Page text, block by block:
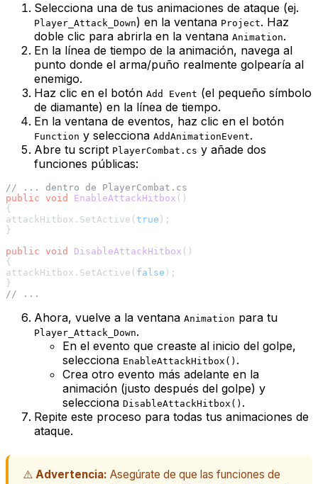
Selecciona una de tus animaciones de ataque (ej.
Player_Attack_Down) en la ventana Project. Haz
doble clic para abrirla en la ventana Animation.
En la línea de tiempo de la animación, navega al
punto donde el arma/puño realmente golpearía al
enemigo.
Haz clic en el botón Add Event (el pequeño símbolo
de diamante) en la línea de tiempo.
En la ventana de eventos, haz clic en el botón
Function y selecciona AddAnimationEvent.
Abre tu script PlayerCombat.cs y añade dos
funciones públicas:
// ... dentro de PlayerCombat.cs
public void EnableAttackHitbox ()
{
attackHitbox.SetActive( true );
}
public void DisableAttackHitbox ()
{
attackHitbox.SetActive( false );
// ...
Ahora, vuelve a la ventana Animation para tu
Player_Attack_Down.
En el evento que creaste al inicio del golpe,
selecciona EnableAttackHitbox() .
Crea otro evento más adelante en la
animación (justo después del golpe) y
selecciona DisableAttackHitbox() .
Repite este proceso para todas tus animaciones de
ataque.
⚠️ Advertencia: Asegúrate de que las funciones de